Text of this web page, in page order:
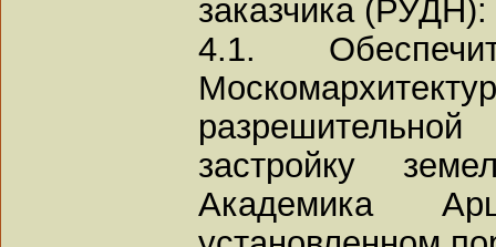
заказчика (РУДН):
4.1.
застройку
Академика